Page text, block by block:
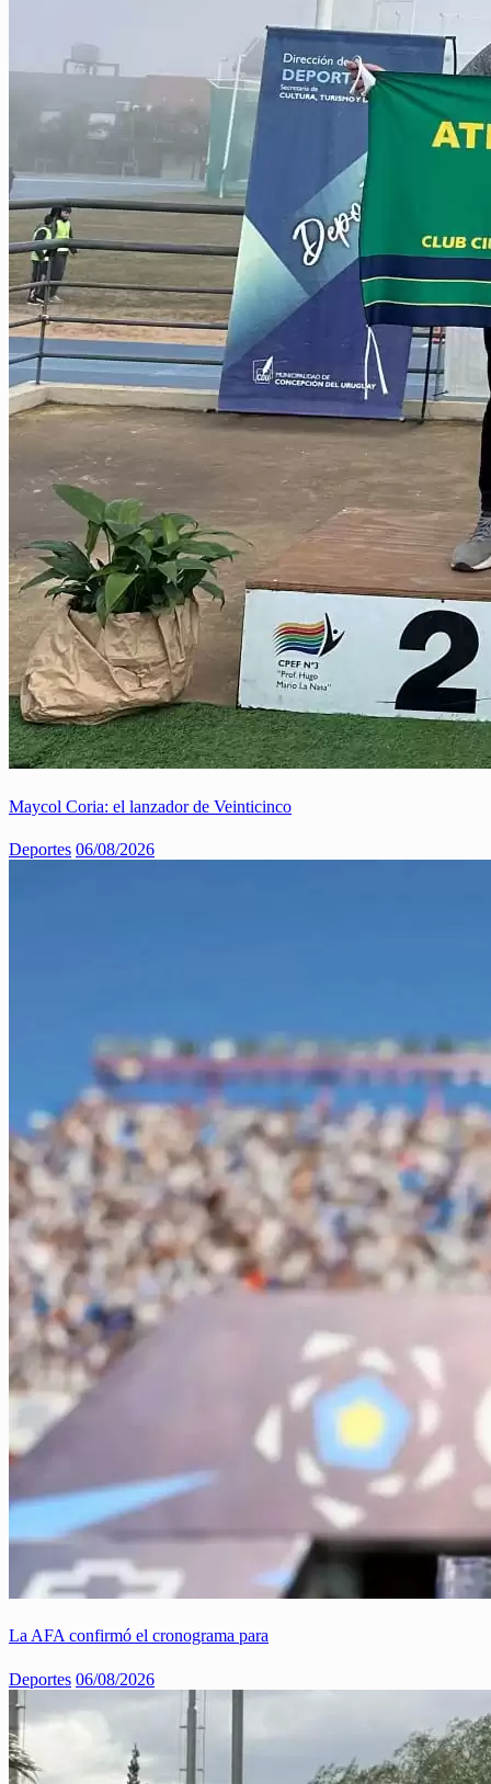
Maycol Coria: el lanzador de Veinticinco
Deportes 06/08/2026
La AFA confirmó el cronograma para
Deportes 06/08/2026